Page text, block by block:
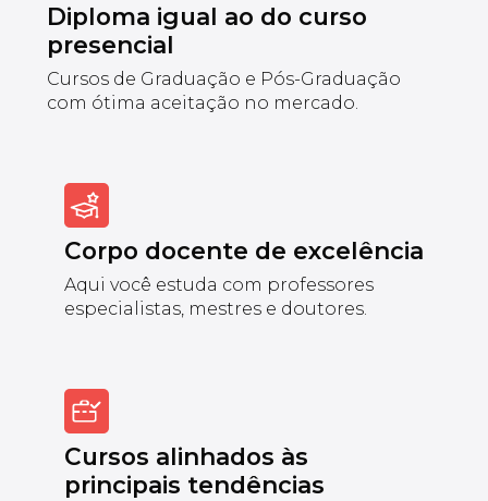
Diploma igual ao do curso
presencial
Cursos de Graduação e Pós-Graduação
com ótima aceitação no mercado.
Corpo docente de excelência
Aqui você estuda com professores
especialistas, mestres e doutores.
Cursos alinhados às
principais tendências